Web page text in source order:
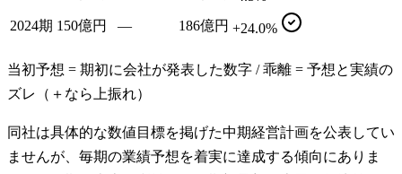
2024期 150億円 — 186億円 +24.0%
当初予想 = 期初に会社が発表した数字 / 乖離 = 予想と実績の
ズレ（＋なら上振れ）
同社は具体的な数値目標を掲げた中期経営計画を公表してい
ませんが、毎期の業績予想を着実に達成する傾向にありま